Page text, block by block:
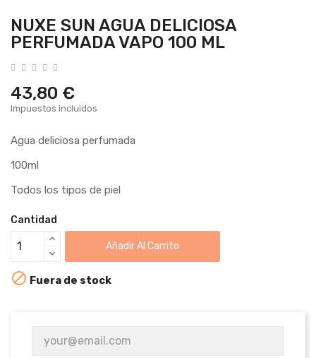
NUXE SUN AGUA DELICIOSA
PERFUMADA VAPO 100 ML
43,80 €
Impuestos incluidos
Agua deliciosa perfumada
100ml
Todos los tipos de piel
Cantidad
Añadir Al Carrito
 Fuera de stock